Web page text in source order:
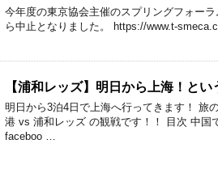
今年度の東京協会主催のスプリングフォー
ら中止となりました。 https://www.t-
【浦和レッズ】明日から上海！とい
明日から3泊4日で上海へ行ってきます！ 旅
港 vs 浦和レッズ の観戦です！！ 目次 中国
faceboo …